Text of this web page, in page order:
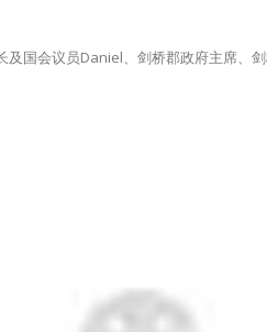
及国会议员Daniel、剑桥郡政府主席、